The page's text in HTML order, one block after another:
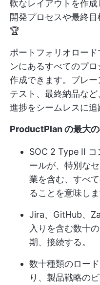
軟なレイアウトを作
開発プロセスや最終目
🏆
ポートフォリオロー
ンにあるすべてのプ
作成できます。ブレ
テスト、最終納品な
進捗をシームレスに追
ProductPlan の最大の
SOC 2 Type II コ
ールが、特別な
業を含む、すべ
ることを意味しま
Jira、GitHub、
入りを含む数十
期、接続する。
数十種類のロー
り、製品戦略の